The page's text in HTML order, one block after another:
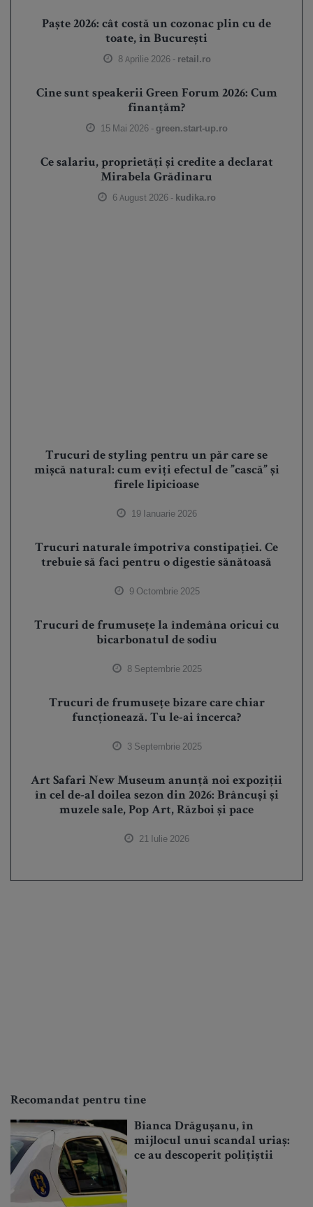
Paște 2026: cât costă un cozonac plin cu de
toate, în București
8 Aprilie 2026 - retail.ro
Cine sunt speakerii Green Forum 2026: Cum
finanțăm?
15 Mai 2026 - green.start-up.ro
Ce salariu, proprietăți și credite a declarat
Mirabela Grădinaru
6 August 2026 - kudika.ro
Trucuri de styling pentru un păr care se
mișcă natural: cum eviți efectul de ”cască” și
firele lipicioase
19 Ianuarie 2026
Trucuri naturale împotriva constipației. Ce
trebuie să faci pentru o digestie sănătoasă
9 Octombrie 2025
Trucuri de frumusețe la îndemâna oricui cu
bicarbonatul de sodiu
8 Septembrie 2025
Trucuri de frumusețe bizare care chiar
funcționează. Tu le-ai încerca?
3 Septembrie 2025
Art Safari New Museum anunță noi expoziții
în cel de-al doilea sezon din 2026: Brâncuși și
muzele sale, Pop Art, Război și pace
21 Iulie 2026
Recomandat pentru tine
Bianca Drăgușanu, în
mijlocul unui scandal uriaș:
ce au descoperit polițiștii